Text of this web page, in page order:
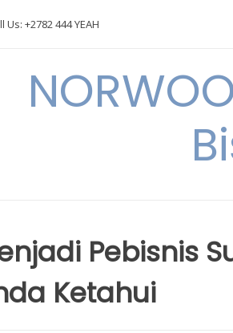
Us: +2782 444 YEAH
Pebisnis
Ketahui